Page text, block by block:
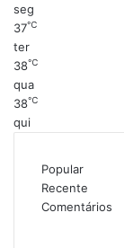
seg
37℃
ter
38℃
qua
38℃
qui
Popular
Recente
Comentários